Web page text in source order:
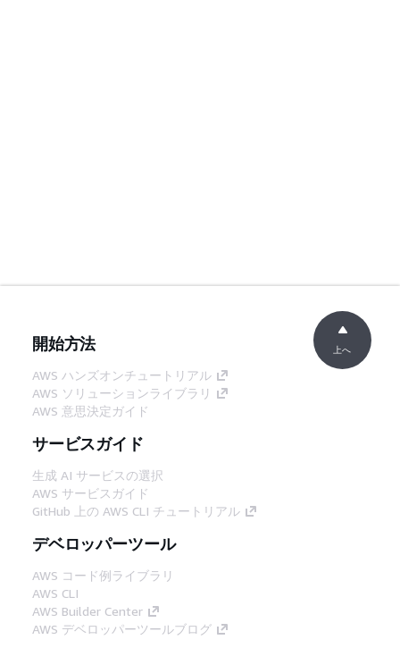
開始方法
AWS ハンズオンチュートリアル
AWS ソリューションライブラリ
AWS 意思決定ガイド
サービスガイド
生成 AI サービスの選択
AWS サービスガイド
GitHub 上の AWS CLI チュートリアル
デベロッパーツール
AWS コード例ライブラリ
AWS CLI
AWS Builder Center
AWS デベロッパーツールブログ
上へ